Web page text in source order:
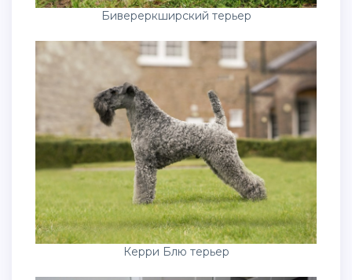
Бивереркширский терьер
Керри Блю терьер